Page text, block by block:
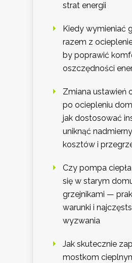
strat energii
Kiedy wymieniać
razem z
by poprawić
oszczędności
Zmiana ustawień
po ociepleniu
jak dostosować
uniknąć
kosztów i
Czy pompa
się w starym
grzejnikami —
warunki i
wyzwania
Jak skutecznie
mostkom